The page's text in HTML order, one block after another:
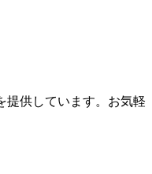
提供しています。お気軽